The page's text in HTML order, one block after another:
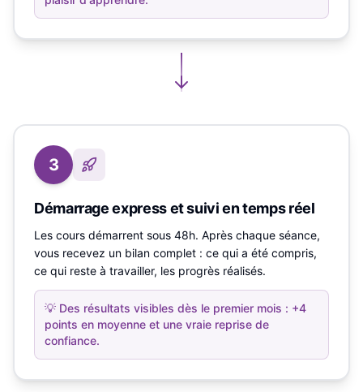
3
Démarrage express et suivi en temps réel
Les cours démarrent sous 48h. Après chaque séance,
vous recevez un bilan complet : ce qui a été compris,
ce qui reste à travailler, les progrès réalisés.
💡 Des résultats visibles dès le premier mois : +4
points en moyenne et une vraie reprise de
confiance.